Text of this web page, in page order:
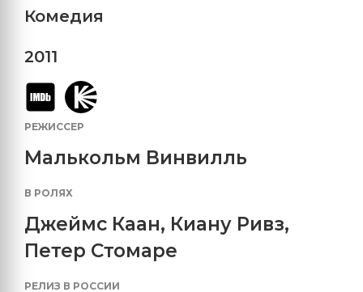
Комедия
2011
РЕЖИССЕР
Малькольм Винвилль
В РОЛЯХ
Джеймс Каан, Киану Ривз,
Петер Стомаре
РЕЛИЗ В РОССИИ